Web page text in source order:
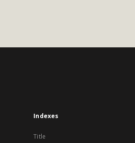
Indexes
Title